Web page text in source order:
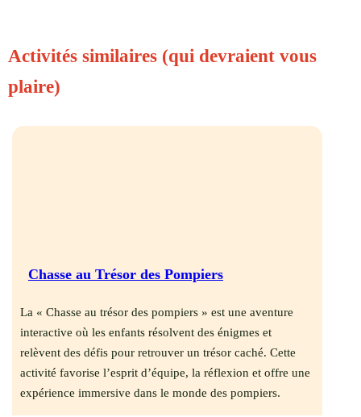
Activités similaires (qui devraient vous
plaire)
Chasse au Trésor des Pompiers
La « Chasse au trésor des pompiers » est une aventure
interactive où les enfants résolvent des énigmes et
relèvent des défis pour retrouver un trésor caché. Cette
activité favorise l’esprit d’équipe, la réflexion et offre une
expérience immersive dans le monde des pompiers.